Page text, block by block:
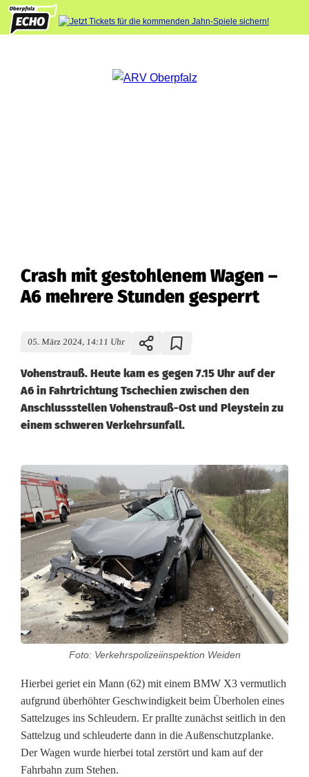
Crash mit gestohlenem Wagen –
A6 mehrere Stunden gesperrt
05. März 2024, 14:11 Uhr
Vohenstrauß. Heute kam es gegen 7.15 Uhr auf der
A6 in Fahrtrichtung Tschechien zwischen den
Anschlussstellen Vohenstrauß-Ost und Pleystein zu
einem schweren Verkehrsunfall.
C
a
s
h
m
i
g
e
s
t
Foto: Verkehrspolizeiinspektion Weiden
Hierbei geriet ein Mann (62) mit einem BMW X3 vermutlich
aufgrund überhöhter Geschwindigkeit beim Überholen eines
Sattelzuges ins Schleudern. Er prallte zunächst seitlich in den
Sattelzug und schleuderte dann in die Außenschutzplanke.
Der Wagen wurde hierbei total zerstört und kam auf der
Fahrbahn zum Stehen.